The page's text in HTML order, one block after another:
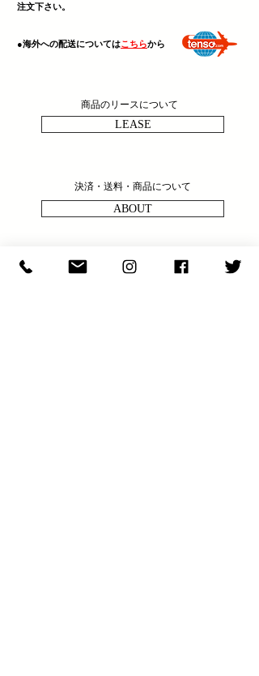
注文下さい。
​●海外への配送についてはこちらから
商品のリースについて
LEASE
決済・送料・商品について
ABOUT
商品の問い合わせ